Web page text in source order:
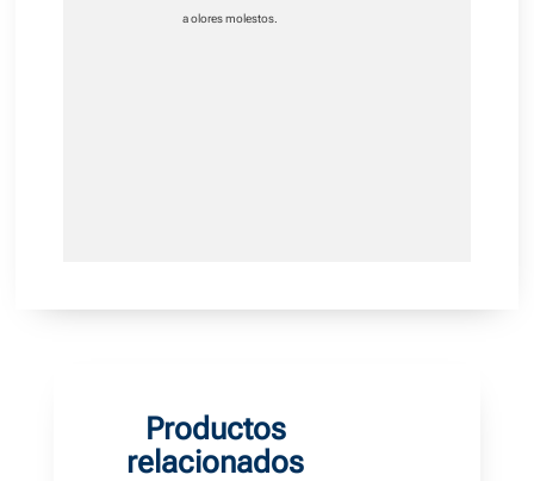
a olores molestos.
Productos
relacionados